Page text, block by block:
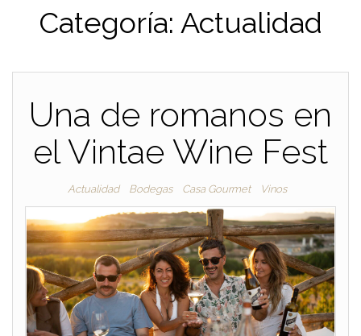
Categoría: Actualidad
Una de romanos en
el Vintae Wine Fest
Actualidad Bodegas Casa Gourmet Vinos